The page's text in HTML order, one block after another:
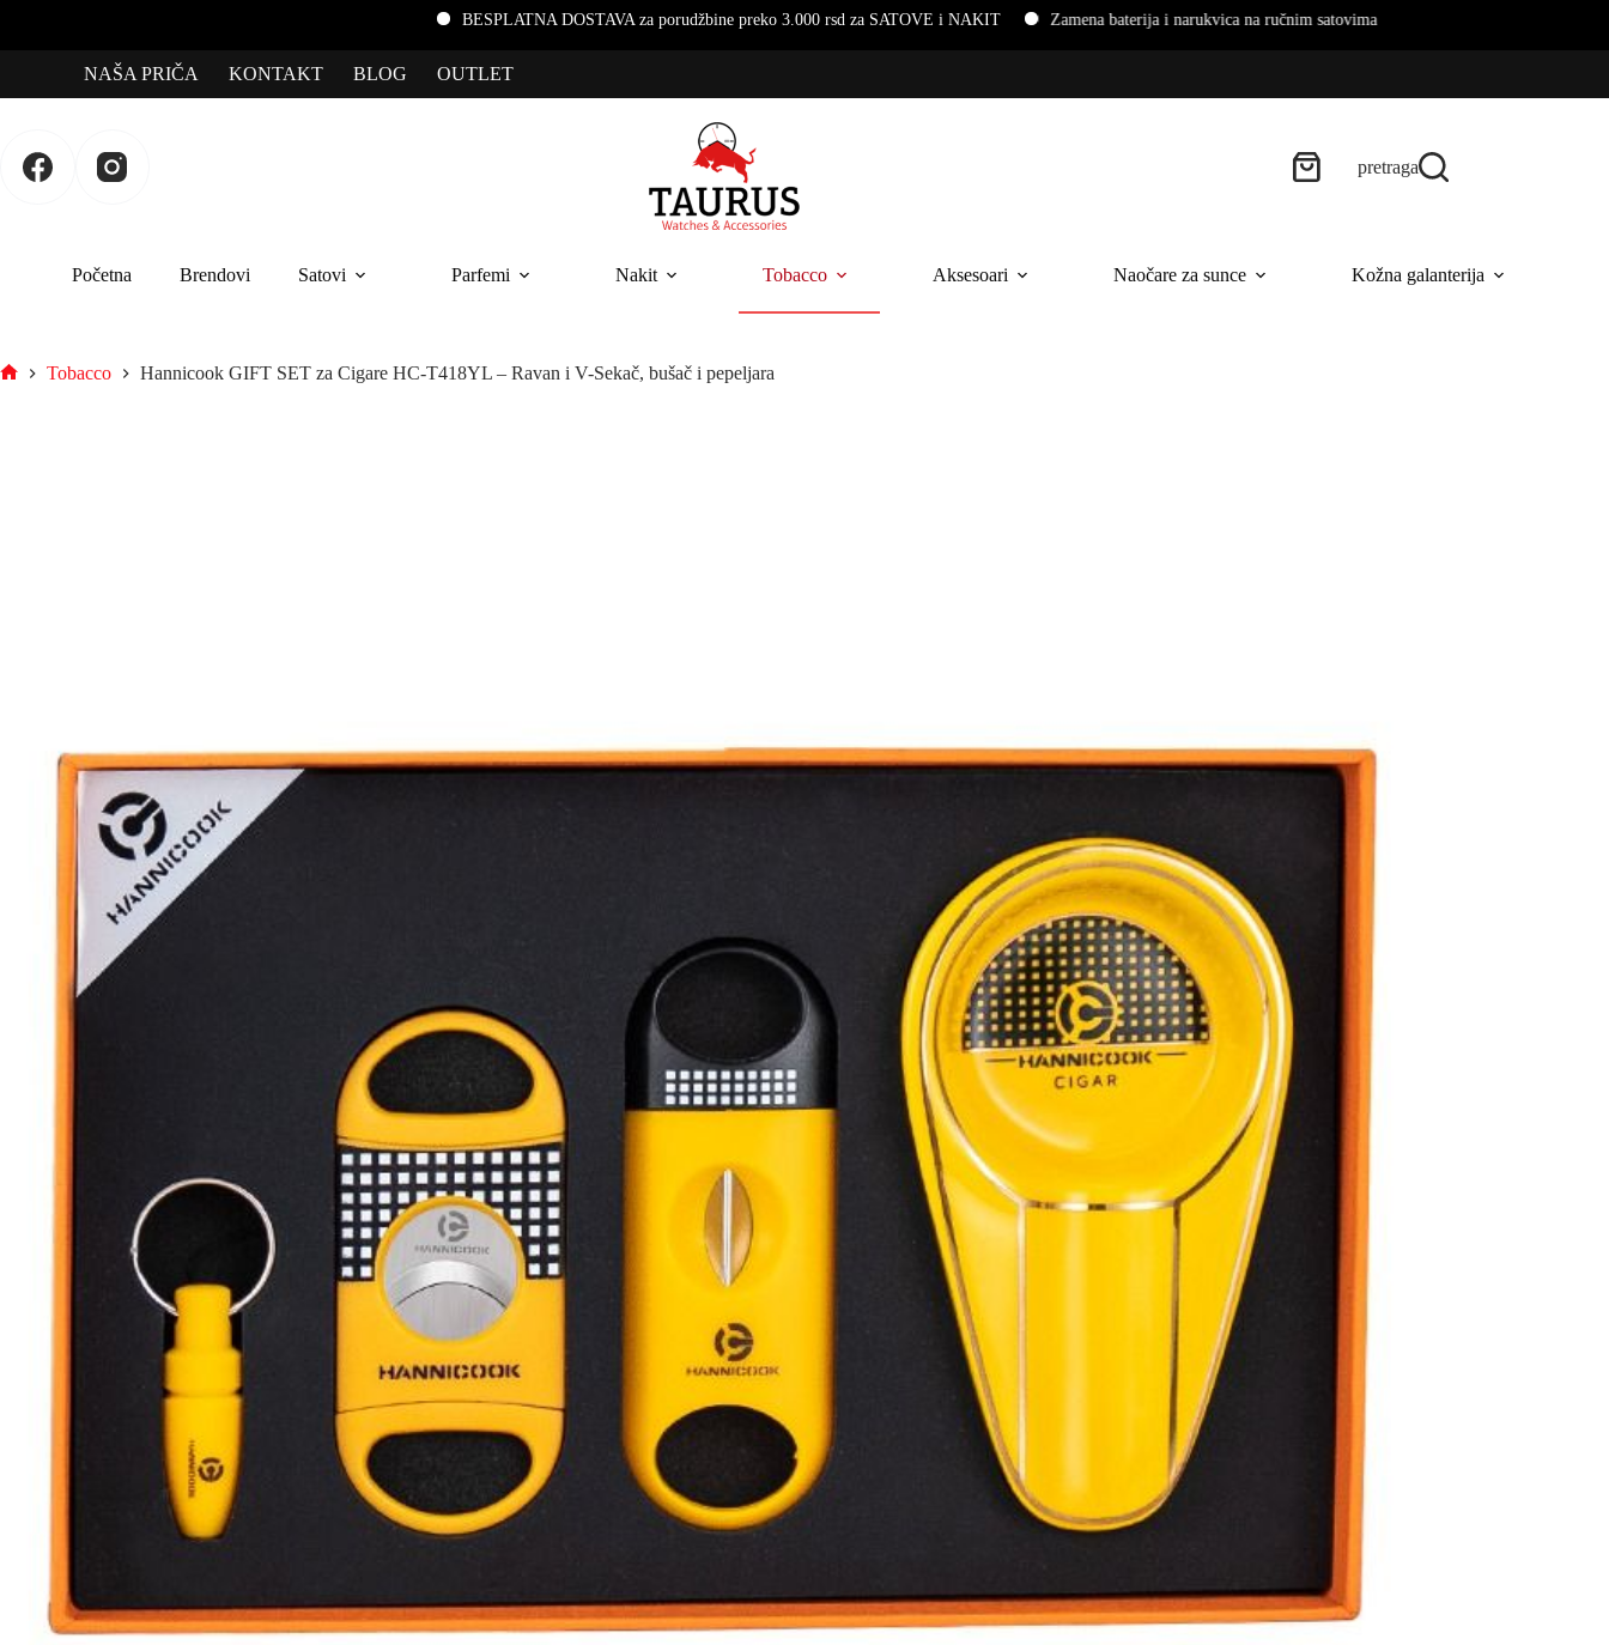
BESPLATNA DOSTAVA za porudžbine preko 3.000 rsd za SATOVE i NAKIT Zamena baterija i narukvica na ručnim satovima
NAŠA PRIČA KONTAKT BLOG OUTLET
pretraga
Početna Brendovi Satovi Parfemi Nakit Tobacco Aksesoari Naočare za sunce Kožna galanterija
Tobacco Hannicook GIFT SET za Cigare HC-T418YL – Ravan i V-Sekač, bušač i pepeljara